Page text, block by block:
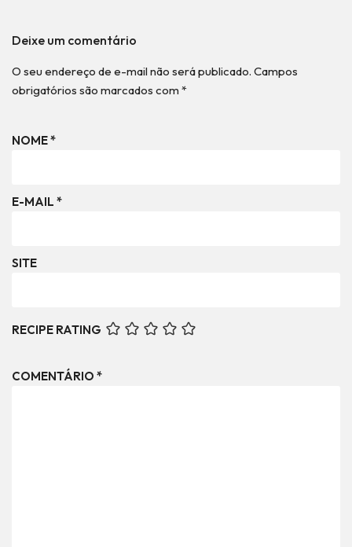
Deixe um comentário
O seu endereço de e-mail não será publicado. Campos
obrigatórios são marcados com *
NOME*
E-MAIL *
SITE
RECIPE RATING
COMENTÁRIO *